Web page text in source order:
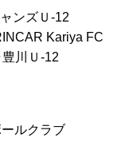
ンズＵ-12
Kariya FC
川Ｕ-12
ルクラブ